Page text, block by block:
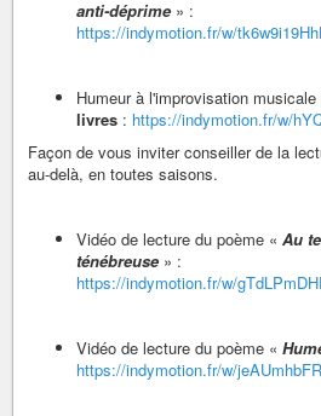
anti-déprime » :
https://indymotion.fr/w/
Humeur à l'improvisation musicale
livres : https://indymotion.fr/w/
Façon de vous inviter conseiller de la
au-delà, en toutes saisons.
Vidéo de lecture du poème « Au
ténébreuse » :
https://indymotion.fr/w/
Vidéo de lecture du poème «
https://indymotion.fr/w/